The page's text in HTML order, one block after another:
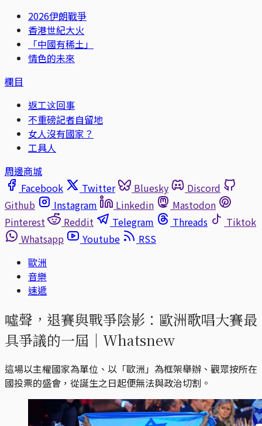
2026伊朗戰爭
香港世紀大火
「中國有稀土」
情色的未來
欄目
返工这回事
不重磅記者自留地
女人沒有國家？
工具人
周邊商城
Facebook
Twitter Bluesky
Discord
Github
Instagram Linkedin
Mastodon
Pinterest
Reddit Telegram Threads
Tiktok
Whatsapp
Youtube
RSS
歐洲
音樂
速遞
噓聲，退賽與戰爭陰影：歐洲歌唱大賽最
具爭議的一屆｜Whatsnew
這場以主權國家為單位、以「歐洲」為框架舉辦、觀眾按所在
國投票的盛會，從誕生之日起便無法與政治切割。